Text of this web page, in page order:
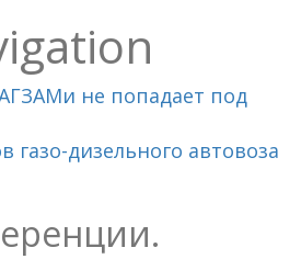
не попадает под
газо-дизельного автовоза